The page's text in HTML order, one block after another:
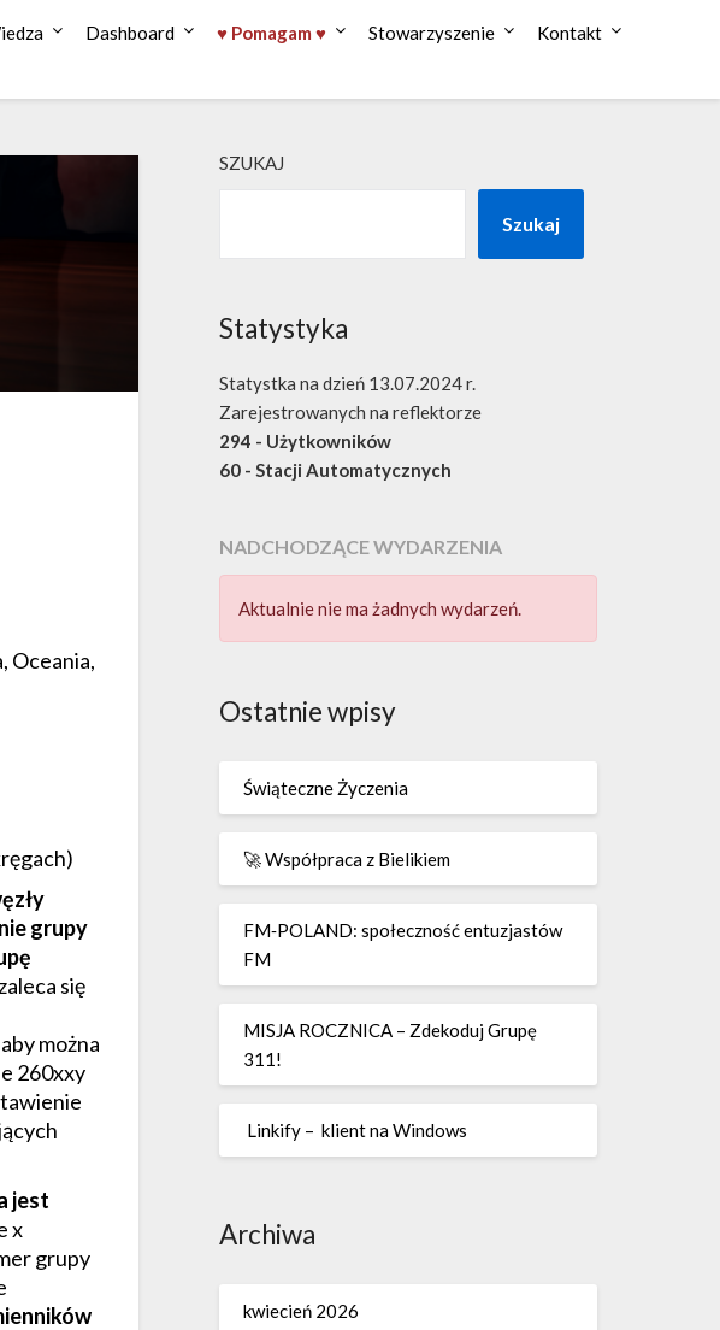
Dashboard ♥ Pomagam ♥ Stowarzyszenie Kontakt
Oceania,
grupy
się
można
260xxy
jest
x
grupy
SZUKAJ
Szukaj
Statystyka
Statystka na dzień 13.07.2024 r.
Zarejestrowanych na reflektorze
294 - Użytkowników
60 - Stacji Automatycznych
NADCHODZĄCE WYDARZENIA
Aktualnie nie ma żadnych wydarzeń.
Ostatnie wpisy
Świąteczne Życzenia
🚀 Współpraca z Bielikiem
FM‑POLAND: społeczność entuzjastów
FM
MISJA ROCZNICA – Zdekoduj Grupę
311!
Linkify – klient na Windows
Archiwa
kwiecień 2026